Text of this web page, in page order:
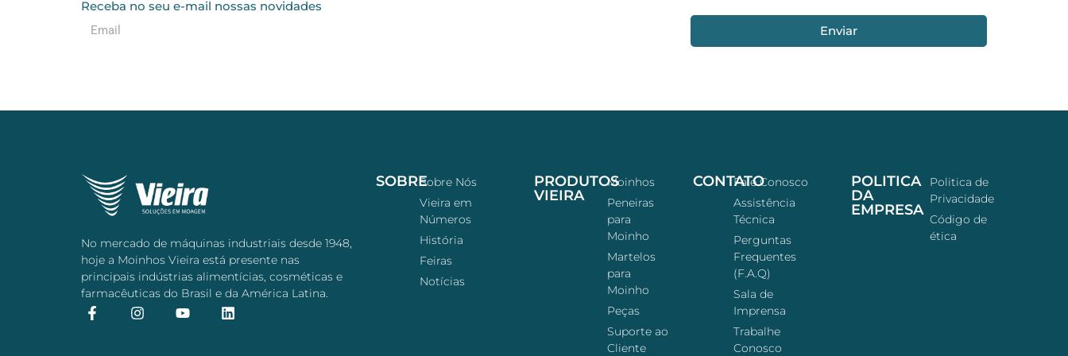
Receba no seu e-mail nossas novidades
Enviar
No mercado de máquinas industriais desde 1948,
hoje a Moinhos Vieira está presente nas
principais indústrias alimentícias, cosméticas e
farmacêuticas do Brasil e da América Latina.
SOBRESobre Nós
Vieira em
Números
História
Feiras
Notícias
PRODUTOS
VIEIRA
Moinhos
Peneiras
para
Moinho
Martelos
para
Moinho
Peças
Suporte ao
Cliente
CONTATOFale Conosco
Assistência
Técnica
Perguntas
Frequentes
(F.A.Q)
Sala de
Imprensa
Trabalhe
Conosco
POLITICA
DA
EMPRESA
Politica de
Privacidade
Código de
ética